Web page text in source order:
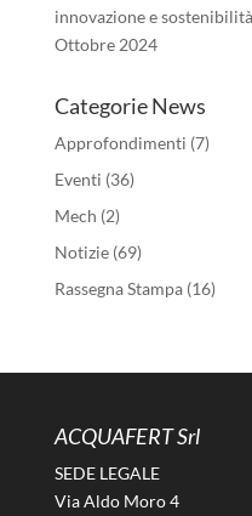
innovazione e
Ottobre 2024
Categorie News
Approfondimenti (7)
Eventi (36)
Mech (2)
Notizie(69)
Rassegna Stampa(16)
ACQUAFERT Srl
SEDE LEGALE
Via Aldo Moro 4